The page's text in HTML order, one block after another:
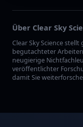
Über Clear Sky
Clear Sky Science
begutachteter
neugierige
veröffentlichter
damit Sie